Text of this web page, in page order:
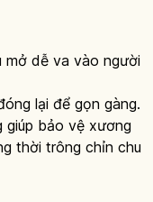
mở dễ va vào người
lại để gọn gàng.
giúp bảo vệ xương
thời trông chỉn chu